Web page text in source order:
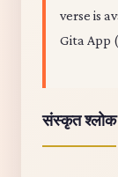
verse is
Gita App
संस्कृत श्लोक